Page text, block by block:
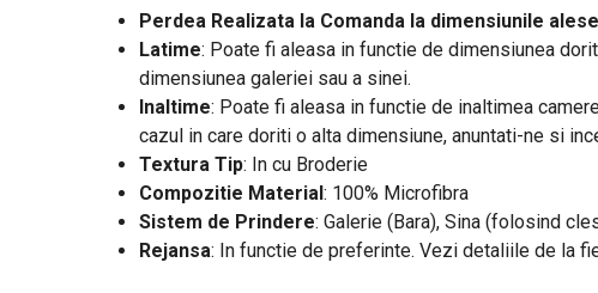
Perdea Realizata la Comanda la dimensiunile
Latime: Poate fi aleasa in functie de dimensiunea
dimensiunea galeriei sau a sinei.
Inaltime: Poate fi aleasa in functie de inaltimea
cazul in care doriti o alta dimensiune, anuntati-ne si
Textura Tip: In cu Broderie
Compozitie Material: 100% Microfibra
Sistem de Prindere: Galerie (Bara), Sina (folosind
Rejansa: In functie de preferinte. Vezi detaliile de la